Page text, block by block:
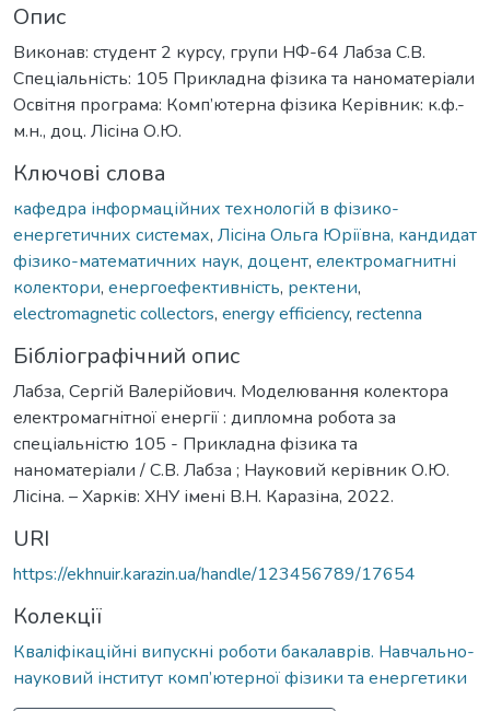
Опис
Виконав: студент 2 курсу, групи НФ-64 Лабза С.В.
Спеціальність: 105 Прикладна фізика та наноматеріали
Освітня програма: Комп’ютерна фізика Керівник: к.ф.-
м.н., доц. Лісіна О.Ю.
Ключові слова
кафедра інформаційних технологій в фізико-
енергетичних системах, Лісіна Ольга Юріївна, кандидат
фізико-математичних наук, доцент, електромагнитні
колектори, енергоефективність, ректени,
electromagnetic collectors, energy efficiency, rectenna
Бібліографічний опис
Лабза, Сергій Валерійович. Моделювання колектора
електромагнітної енергії : дипломна робота за
спеціальністю 105 - Прикладна фізика та
наноматеріали / С.В. Лабза ; Науковий керівник О.Ю.
Лісіна. – Харків: ХНУ імені В.Н. Каразіна, 2022.
URI
https://ekhnuir.karazin.ua/handle/123456789/17654
Колекції
Кваліфікаційні випускні роботи бакалаврів. Навчально-
науковий інститут комп’ютерної фізики та енергетики